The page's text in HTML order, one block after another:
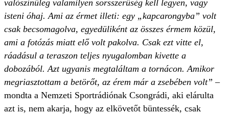
valószínűleg valamilyen sorsszerűség kell legyen, vagy
isteni óhaj. Ami az érmet illeti: egy „kapcarongyba” volt
csak becsomagolva, egyedüliként az összes érmem közül,
ami a fotózás miatt elő volt pakolva. Csak ezt vitte el,
ráadásul a teraszon teljes nyugalomban kivette a
dobozából. Azt ugyanis megtaláltam a tornácon. Amikor
megriasztottam a betörőt, az érem már a zsebében volt”–
mondta a Nemzeti Sportrádiónak Csongrádi, aki elárulta
azt is, nem akarja, hogy az elkövetőt büntessék, csak